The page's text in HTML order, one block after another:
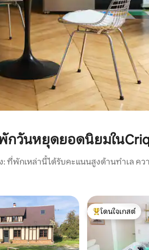
กวันหยุดยอดนิยมใน
: ที่พักเหล่านี้ได้รับคะแนนสูงด้านทำเล คว
โดนใจเกสต์ที่สุด
โดนใจเกสต์